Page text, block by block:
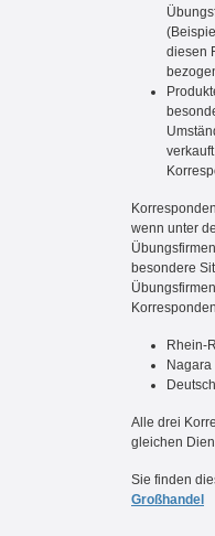
diesen
wenn unter
besondere
Rhein-
Nagara
Alle drei
gleichen
Sie finden
Großhandel